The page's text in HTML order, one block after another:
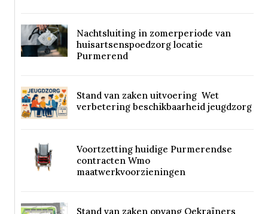
Nachtsluiting in zomerperiode van
huisartsenspoedzorg locatie
Purmerend
Stand van zaken uitvoering Wet
verbetering beschikbaarheid jeugdzorg
Voortzetting huidige Purmerendse
contracten Wmo
maatwerkvoorzieningen
Stand van zaken opvang Oekraïners